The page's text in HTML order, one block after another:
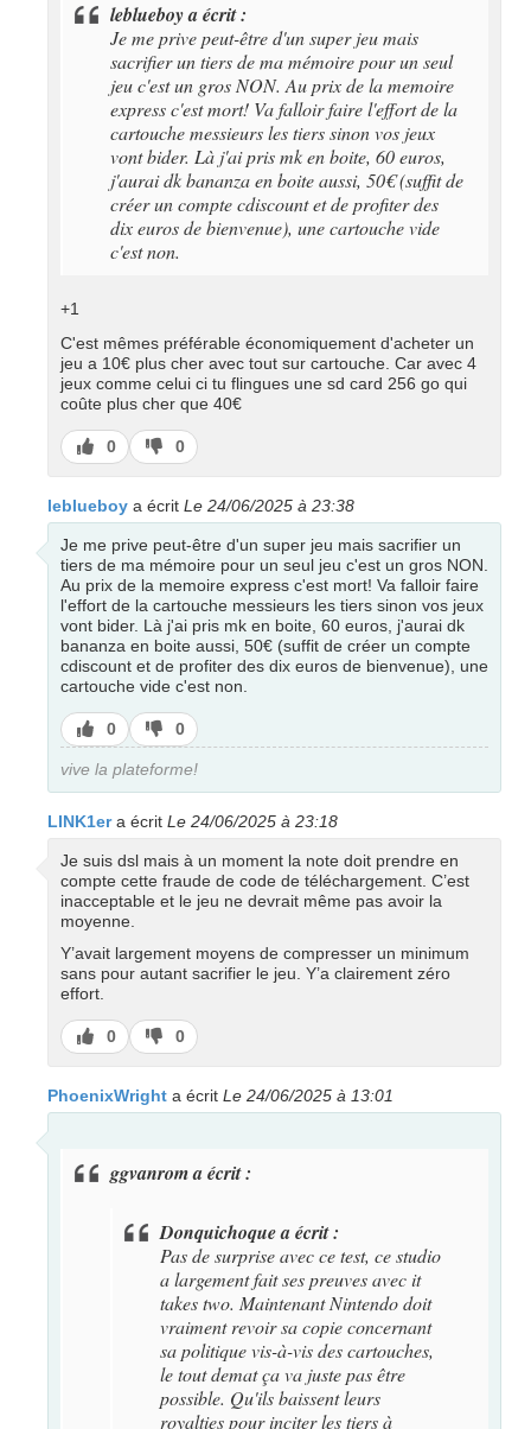
leblueboy a écrit :
Je me prive peut-être d'un super jeu mais
sacrifier un tiers de ma mémoire pour un seul
jeu c'est un gros NON. Au prix de la memoire
express c'est mort! Va falloir faire l'effort de la
cartouche messieurs les tiers sinon vos jeux
vont bider. Là j'ai pris mk en boite, 60 euros,
j'aurai dk bananza en boite aussi, 50€ (suffit de
créer un compte cdiscount et de profiter des
dix euros de bienvenue), une cartouche vide
c'est non.
+1
C'est mêmes préférable économiquement d'acheter un
jeu a 10€ plus cher avec tout sur cartouche. Car avec 4
jeux comme celui ci tu flingues une sd card 256 go qui
coûte plus cher que 40€
J’aime
0
J’aime
pas
0
leblueboy a écrit Le 24/06/2025 à 23:38
Je me prive peut-être d'un super jeu mais sacrifier un
tiers de ma mémoire pour un seul jeu c'est un gros NON.
Au prix de la memoire express c'est mort! Va falloir faire
l'effort de la cartouche messieurs les tiers sinon vos jeux
vont bider. Là j'ai pris mk en boite, 60 euros, j'aurai dk
bananza en boite aussi, 50€ (suffit de créer un compte
cdiscount et de profiter des dix euros de bienvenue), une
cartouche vide c'est non.
J’aime
0
J’aime
pas
0
vive la plateforme!
LINK1era écrit Le 24/06/2025 à 23:18
Je suis dsl mais à un moment la note doit prendre en
compte cette fraude de code de téléchargement. C’est
inacceptable et le jeu ne devrait même pas avoir la
moyenne.
Y’avait largement moyens de compresser un minimum
sans pour autant sacrifier le jeu. Y’a clairement zéro
effort.
J’aime
0
J’aime
pas
0
PhoenixWright a écrit Le 24/06/2025 à 13:01
ggvanrom a écrit :
Donquichoque a écrit :
Pas de surprise avec ce test, ce studio
a largement fait ses preuves avec it
takes two. Maintenant Nintendo doit
vraiment revoir sa copie concernant
sa politique vis-à-vis des cartouches,
le tout demat ça va juste pas être
possible. Qu'ils baissent leurs
royalties pour inciter les tiers à